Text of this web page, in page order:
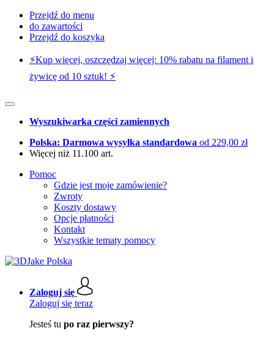
Przejdź do menu
do zawartości
Przejdź do koszyka
⚡️Kup więcej, oszczędzaj więcej: 10% rabatu na filament i
żywicę od 10 sztuk! ⚡️
Wyszukiwarka części zamiennych
Polska: Darmowa wysyłka standardowa od 229,00 zł
Więcej niż 11.100 art.
Pomoc
Gdzie jest moje zamówienie?
Zwroty
Koszty dostawy
Opcje płatności
Kontakt
Wszystkie tematy pomocy
Zaloguj się
Zaloguj się teraz
Jesteś tu po raz pierwszy?